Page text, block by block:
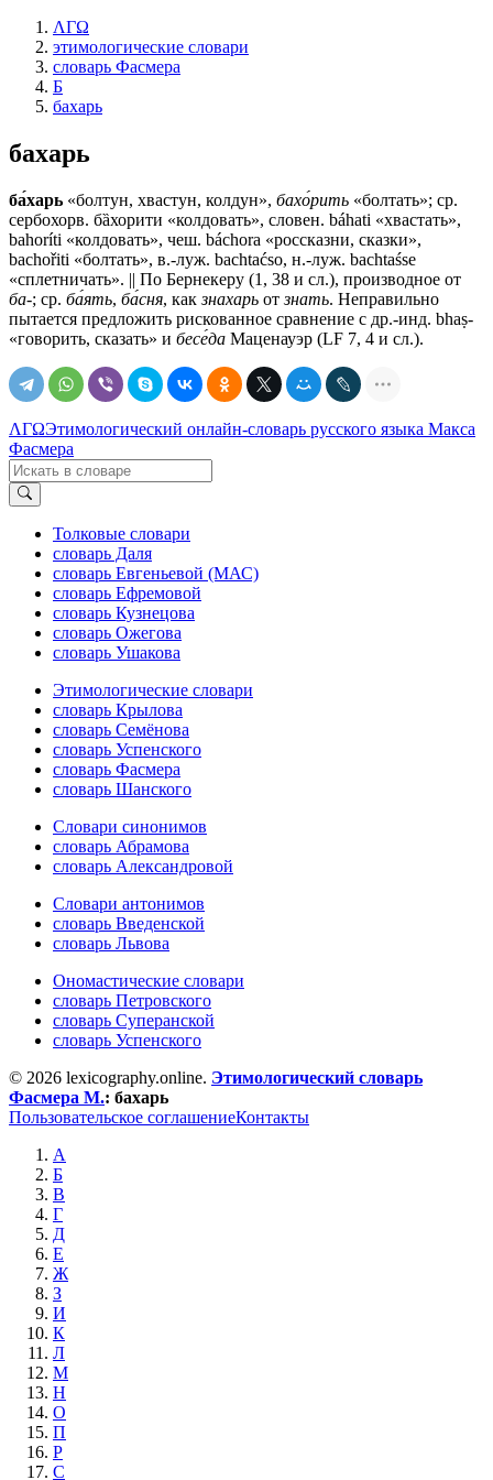
ΛΓΩ
этимологические словари
словарь Фасмера
Б
бахарь
бахарь
ба́харь «болтун, хвастун, колдун», бахо́рить «болтать»; ср.
сербохорв. бȁхорити «колдовать», словен. báhati «хвастать»,
bahoríti «колдовать», чеш. báchora «россказни, сказки»,
bachořiti «болтать», в.-луж. bachtaćso, н.-луж. bachtaśse
«сплетничать». || По Бернекеру (1, 38 и сл.), производное от
ба-; ср. ба́ять, ба́сня, какзнахарь отзнать. Неправильно
пытается предложить рискованное сравнение с др.-инд. bhaṣ-
«говорить, сказать» и бесе́да Маценауэр (LF 7, 4 и сл.).
ΛΓΩЭтимологический онлайн-словарь русского языка Макса
Фасмера
Толковые словари
словарь Даля
словарь Евгеньевой (МАС)
словарь Ефремовой
словарь Кузнецова
словарь Ожегова
словарь Ушакова
Этимологические словари
словарь Крылова
словарь Семёнова
словарь Успенского
словарь Фасмера
словарь Шанского
Словари синонимов
словарь Абрамова
словарь Александровой
Словари антонимов
словарь Введенской
словарь Львова
Ономастические словари
словарь Петровского
словарь Суперанской
словарь Успенского
© 2026 lexicography.online. Этимологический словарь
Фасмера М.: бахарь
Пользовательское соглашениеКонтакты
А
Б
В
Г
Д
Е
Ж
З
И
К
Л
М
Н
О
П
Р
С